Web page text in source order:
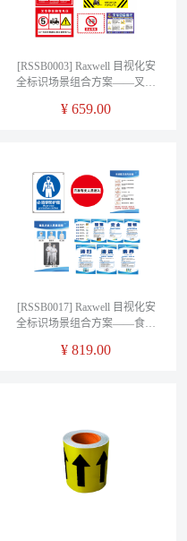
[RSSB0003] Raxwell 目视化安
全标识场景组合方案——叉车
¥659.00
[RSSB0017] Raxwell 目视化安
全标识场景组合方案——食品
¥819.00